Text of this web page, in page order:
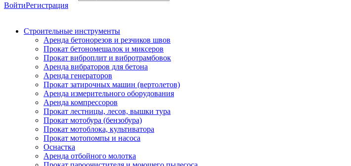
ВойтиРегистрация
Строительные инструменты
Аренда бетонорезов и резчиков швов
Прокат бетономешалок и миксеров
Прокат виброплит и вибротрамбовок
Аренда вибраторов для бетона
Аренда генераторов
Прокат затирочных машин (вертолетов)
Аренда измерительного оборудования
Аренда компрессоров
Прокат лестницы, лесов, вышки тура
Прокат мотобура (бензобура)
Прокат мотоблока, культиватора
Прокат мотопомпы и насоса
Оснастка
Аренда отбойного молотка